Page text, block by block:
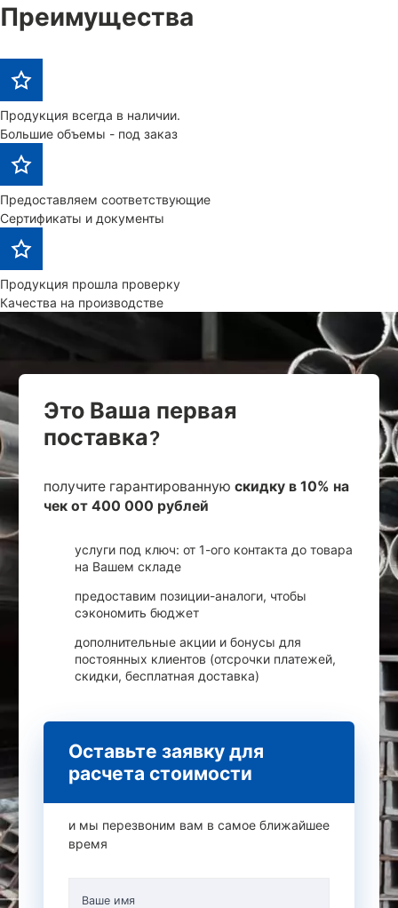
Преимущества
Продукция всегда в наличии.
Большие объемы - под заказ
Предоставляем соответствующие
Сертификаты и документы
Продукция прошла проверку
Качества на производстве
Это Ваша первая
поставка?
получите гарантированную скидку в 10% на
чек от 400 000 рублей
услуги под ключ: от 1-ого контакта до товара
на Вашем складе
предоставим позиции-аналоги, чтобы
сэкономить бюджет
дополнительные акции и бонусы для
постоянных клиентов (отсрочки платежей,
скидки, бесплатная доставка)
Оставьте заявку для
расчета стоимости
и мы перезвоним вам в самое ближайшее
время
Ваше имя